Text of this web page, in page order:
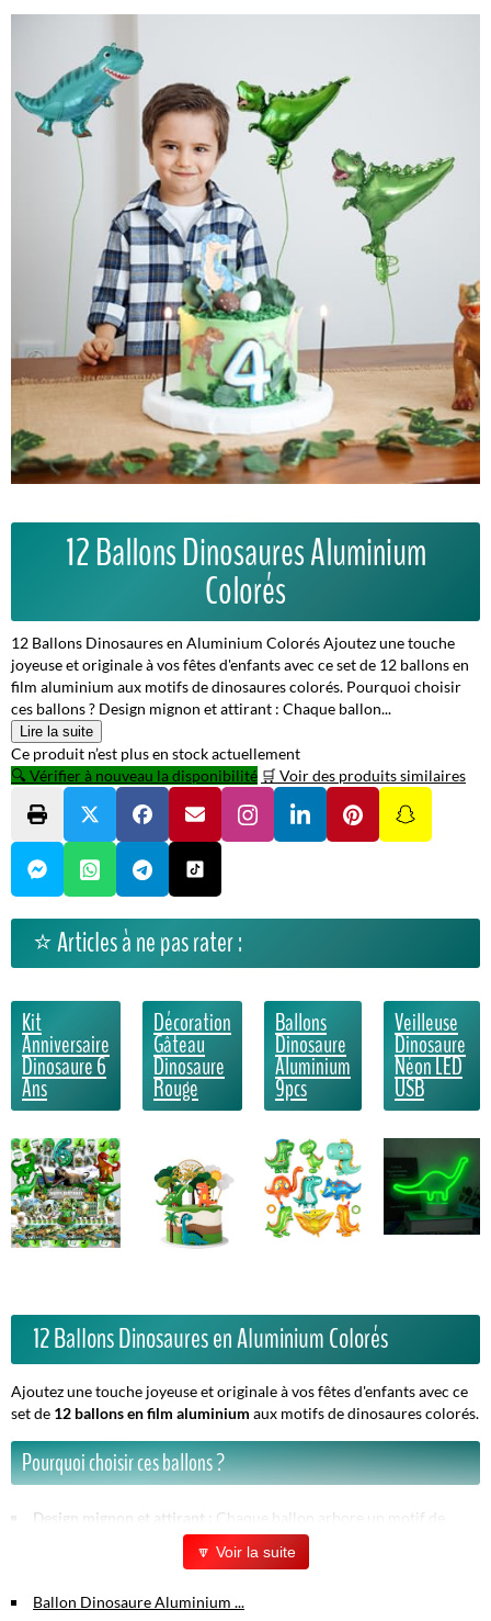
12 Ballons Dinosaures Aluminium
Colorés
12 Ballons Dinosaures en Aluminium Colorés Ajoutez une touche
joyeuse et originale à vos fêtes d'enfants avec ce set de 12 ballons en
film aluminium aux motifs de dinosaures colorés. Pourquoi choisir
ces ballons ? Design mignon et attirant : Chaque ballon...
Lire la suite
Ce produit n’est plus en stock actuellement
🔍 Vérifier à nouveau la disponibilité 🛒 Voir des produits similaires
⭐ Articles à ne pas rater :
Kit
Anniversaire
Dinosaure 6
Ans
Décoration
Gâteau
Dinosaure
Rouge
Ballons
Dinosaure
Aluminium
9pcs
Veilleuse
Dinosaure
Néon LED
USB
12 Ballons Dinosaures en Aluminium Colorés
Ajoutez une touche joyeuse et originale à vos fêtes d'enfants avec ce
set de 12 ballons en film aluminium aux motifs de dinosaures colorés.
Pourquoi choisir ces ballons ?
Design mignon et attirant :
Chaque ballon arbore un motif de
dinosaure de dessin animé, idéal pour captiver les enfants.
Couleurs vives et variées : Des teintes joyeuses qui créent une
Matériau durable :Film en aluminium robuste qui assure un
🔽 Voir la suite
Ballon Dinosaure Aluminium ...